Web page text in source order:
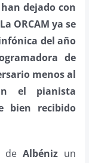
dejado con
La ORCAM ya se
del año
de
menos al
el pianista
bien recibido
deAlbéniz un